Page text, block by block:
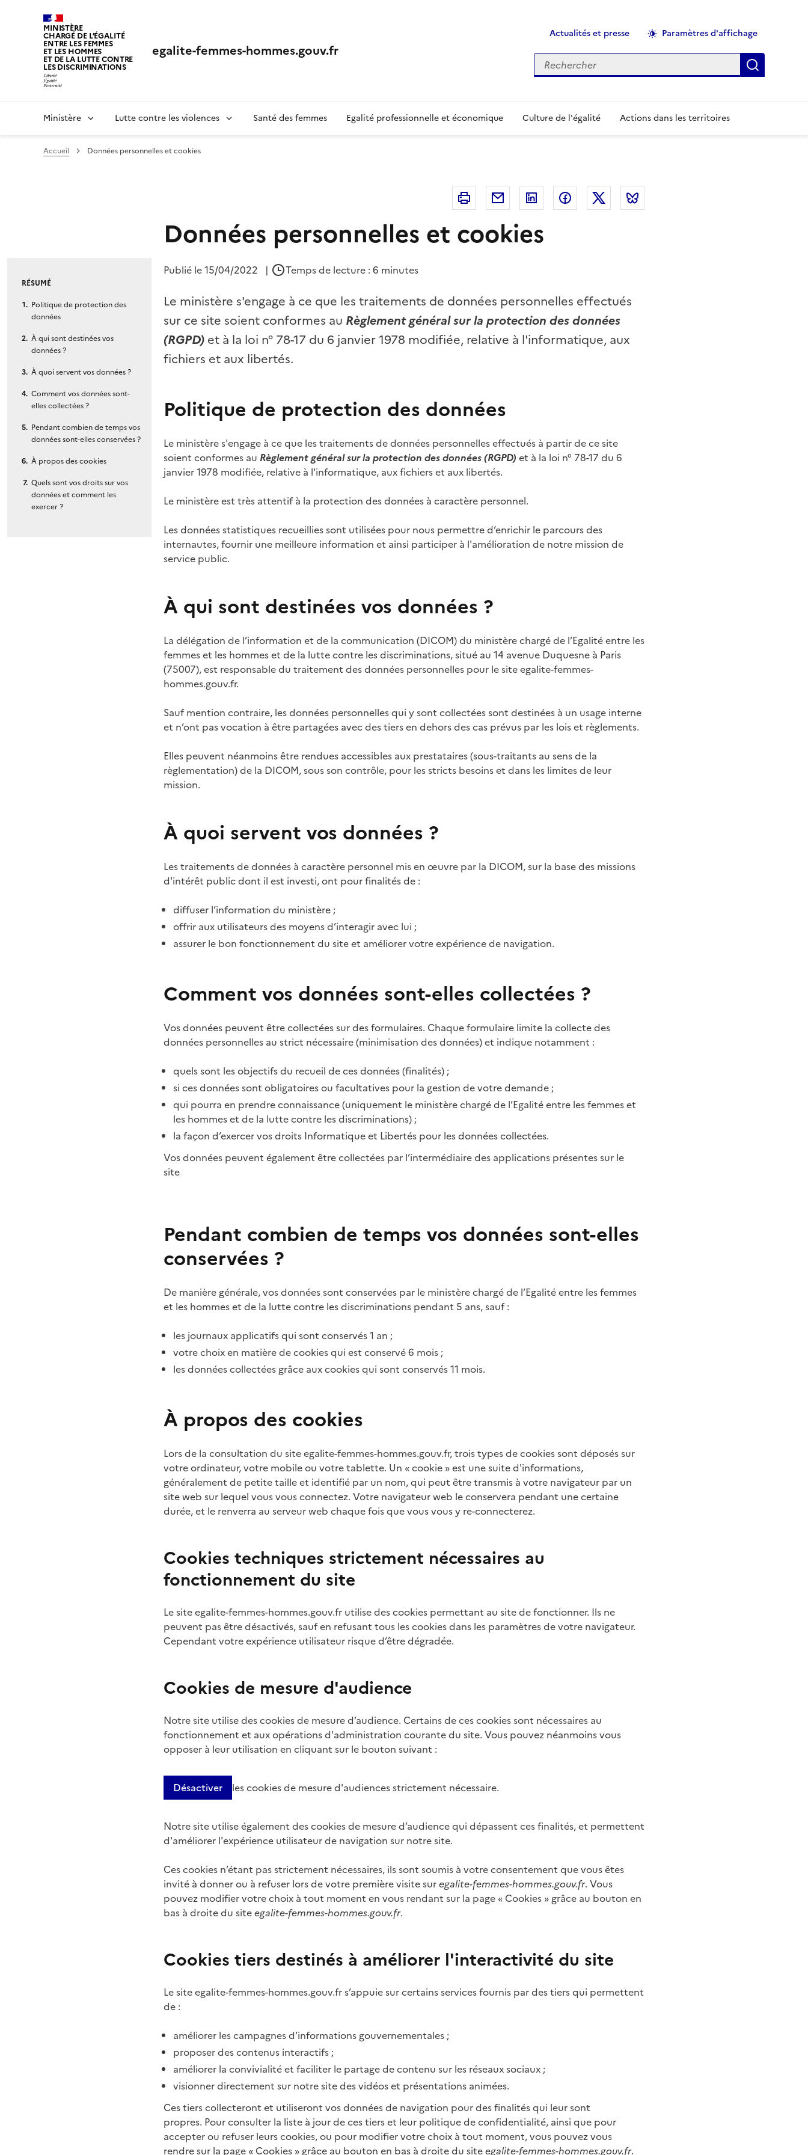
MINISTÈRE
CHARGÉ DE L’ÉGALITÉ
ENTRE LES FEMMES
ET LES HOMMES
ET DE LA LUTTE CONTRE
LES DISCRIMINATIONS
egalite-femmes-hommes.gouv.fr
Actualités et presse Paramètres d'affichage
Rechercher
Ministère Lutte contre les violences Santé des femmes Egalité professionnelle et économique Culture de l'égalité Actions dans les territoires
Accueil Données personnelles et cookies
Imprimer Courriel Linkedin FacebookTwitter
Données personnelles et cookies
Publié le15/04/2022 | Temps de lecture : 6 minutes
Le ministère s'engage à ce que les traitements de données personnelles effectués
sur ce site soient conformes au Règlement général sur la protection des données
(RGPD) et à la loi n° 78-17 du 6 janvier 1978 modifiée, relative à l'informatique, aux
fichiers et aux libertés.
RÉSUMÉ
Politique de protection des
données
À qui sont destinées vos
données ?
À quoi servent vos données ?
Comment vos données sont-
elles collectées ?
Pendant combien de temps vos
données sont-elles conservées ?
À propos des cookies
Quels sont vos droits sur vos
données et comment les
exercer ?
Politique de protection des données
Le ministère s'engage à ce que les traitements de données personnelles effectués à partir de ce site
soient conformes au Règlement général sur la protection des données(RGPD) et à la loi n° 78-17 du 6
janvier 1978 modifiée, relative à l'informatique, aux fichiers et aux libertés.
Le ministèreest très attentif à la protection des données à caractère personnel.
Les données statistiques recueillies sont utilisées pour nous permettre d’enrichir le parcours des
internautes, fournir une meilleure information et ainsi participer à l'amélioration de notre mission de
service public.
À qui sont destinées vos données ?
La délégation de l’information et de la communication (DICOM) du ministère chargé de l’Egalité entre les
femmes et les hommes et de la lutte contre les discriminations, situé au 14 avenue Duquesne à Paris
(75007), est responsable du traitement des données personnelles pour le site egalite-femmes-
hommes.gouv.fr.
Sauf mention contraire, les données personnelles qui y sont collectées sont destinées à un usage interne
et n’ont pas vocation à être partagées avec des tiers en dehors des cas prévus par les lois et règlements.
Elles peuvent néanmoins être rendues accessibles aux prestataires (sous-traitants au sens de la
règlementation) de la DICOM, sous son contrôle, pour les stricts besoins et dans les limites de leur
mission.
À quoi servent vos données ?
Les traitements de données à caractère personnel mis en œuvre par la DICOM, sur la base des missions
d'intérêt public dont il est investi, ont pour finalités de :
diffuser l’information du ministère ;
offrir aux utilisateurs des moyens d’interagir avec lui ;
assurer le bon fonctionnement du site et améliorer votre expérience de navigation.
Comment vos données sont-elles collectées ?
Vos données peuvent être collectées sur des formulaires. Chaque formulaire limite la collecte des
données personnelles au strict nécessaire (minimisation des données) et indique notamment :
quels sont les objectifs du recueil de ces données (finalités) ;
si ces données sont obligatoires ou facultatives pour la gestion de votre demande ;
qui pourra en prendre connaissance (uniquement le ministère chargé de l’Egalité entre les femmes et
les hommes et de la lutte contre les discriminations) ;
la façon d’exercer vos droits Informatique et Libertés pour les données collectées.
Vos données peuvent également être collectées par l’intermédiaire des applications présentes sur le
site
Pendant combien de temps vos données sont-elles
conservées ?
De manière générale, vos données sont conservées par le ministère chargé de l’Egalité entre les femmes
et les hommes et de la lutte contre les discriminations pendant 5 ans, sauf :
les journaux applicatifs qui sont conservés 1 an ;
votre choix en matière de cookies qui est conservé 6 mois ;
les données collectées grâce aux cookies qui sont conservés 11 mois.
À propos des cookies
Lors de la consultation du site egalite-femmes-hommes.gouv.fr, trois types de cookies sont déposés sur
votre ordinateur, votre mobile ou votre tablette. Un « cookie » est une suite d'informations,
généralement de petite taille et identifié par un nom, qui peut être transmis à votre navigateur par un
site web sur lequel vous vous connectez. Votre navigateur web le conservera pendant une certaine
durée, et le renverra au serveur web chaque fois que vous vous y re-connecterez.
Cookies techniques strictement nécessaires au
fonctionnement du site
Le site egalite-femmes-hommes.gouv.fr utilise des cookies permettant au site de fonctionner. Ils ne
peuvent pas être désactivés, sauf en refusant tous les cookies dans les paramètres de votre navigateur.
Cependant votre expérience utilisateur risque d’être dégradée.
Cookies de mesure d'audience
Notre site utilise des cookies de mesure d’audience. Certains de ces cookies sont nécessaires au
fonctionnement et aux opérations d'administration courante du site. Vous pouvez néanmoins vous
opposer à leur utilisation en cliquant sur le bouton suivant :
Désactiver les cookies de mesure d'audiences strictement nécessaire.
Notre site utilise également des cookies de mesure d’audience qui dépassent ces finalités, et permettent
d'améliorer l'expérience utilisateur de navigation sur notre site.
Ces cookies n’étant pas strictement nécessaires, ils sont soumis à votre consentement que vous êtes
invité à donner ou à refuser lors de votre première visite suregalite-femmes-hommes.gouv.fr. Vous
pouvez modifier votre choix à tout moment en vous rendant sur la page « Cookies » grâce au bouton en
bas à droite du siteegalite-femmes-hommes.gouv.fr.
Cookies tiers destinés à améliorer l'interactivité du site
Le site egalite-femmes-hommes.gouv.fr s’appuie sur certains services fournis par des tiers qui permettent
de :
améliorer les campagnes d’informations gouvernementales ;
proposer des contenus interactifs ;
améliorer la convivialité et faciliter le partage de contenu sur les réseaux sociaux ;
visionner directement sur notre site des vidéos et présentations animées.
Ces tiers collecteront et utiliseront vos données de navigation pour des finalités qui leur sont
propres. Pour consulter la liste à jour de ces tiers et leur politique de confidentialité, ainsi que pour
accepter ou refuser leurs cookies, ou pour modifier votre choix à tout moment, vous pouvez vous
rendre sur la page « Cookies » grâce au bouton en bas à droite du siteegalite-femmes-hommes.gouv.fr.